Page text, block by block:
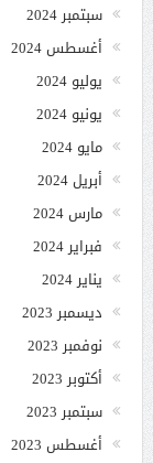
سبتمبر 2024
أغسطس 2024
يوليو 2024
يونيو 2024
مايو 2024
أبريل 2024
مارس 2024
فبراير 2024
يناير 2024
ديسمبر 2023
نوفمبر 2023
أكتوبر 2023
سبتمبر 2023
أغسطس 2023